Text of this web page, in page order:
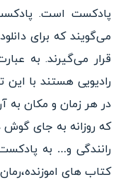
پادکست است.
می‌گویند که برای
قرار می‌گیرند. به
رادیویی هستند با
در هر زمان و مکان به
که روزانه به جای گوش
رانندگی و… به
کتاب های